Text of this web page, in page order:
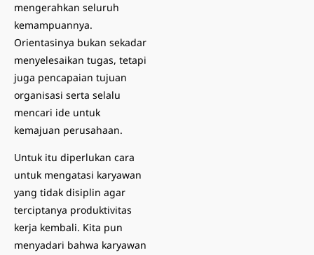
mengerahkan seluruh
kemampuannya.
Orientasinya bukan sekadar
menyelesaikan tugas, tetapi
juga pencapaian tujuan
organisasi serta selalu
mencari ide untuk
kemajuan perusahaan.
Untuk itu diperlukan cara
untuk mengatasi karyawan
yang tidak disiplin agar
terciptanya produktivitas
kerja kembali. Kita pun
menyadari bahwa karyawan